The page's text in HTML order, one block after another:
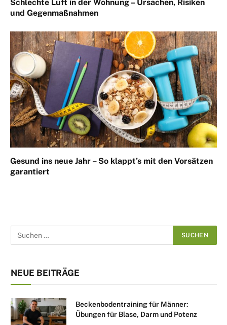
Schlechte Luft in der Wohnung – Ursachen, Risiken
und Gegenmaßnahmen
Gesund ins neue Jahr – So klappt’s mit den Vorsätzen
garantiert
NEUE BEITRÄGE
Beckenbodentraining für Männer:
Übungen für Blase, Darm und Potenz